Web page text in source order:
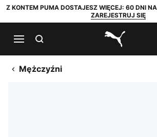
Z KONTEM PUMA DOSTAJESZ WIĘCEJ: 60 DNI
ZAREJESTRUJ SIĘ
PUMA.com
Mężczyźni